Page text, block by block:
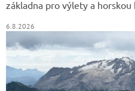
základna pro výlety a horskou
6.8.2026